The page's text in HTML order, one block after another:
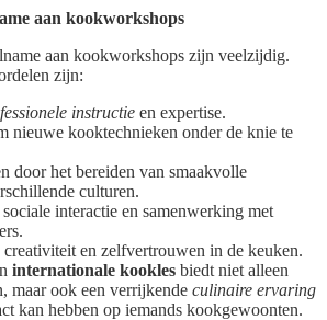
aan kookworkshops
aan kookworkshops zijn veelzijdig.
zijn:
instructie en expertise.
nieuwe kooktechnieken onder de knie te
door het bereiden van smaakvolle
culturen.
interactie en samenwerking met
en zelfvertrouwen in de keuken.
internationale kookles biedt niet alleen
maar ook een verrijkende culinaire ervaring
kan hebben op iemands kookgewoonten.